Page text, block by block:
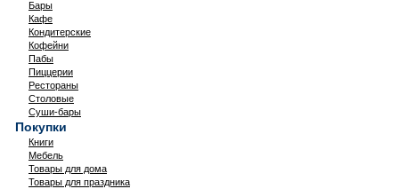
Бары
Кафе
Кондитерские
Кофейни
Пабы
Пиццерии
Рестораны
Столовые
Суши-бары
Покупки
Книги
Мебель
Товары для дома
Товары для праздника